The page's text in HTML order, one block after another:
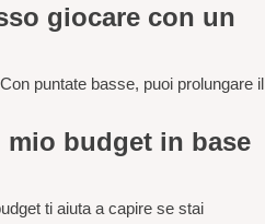
giocare con un
puntate basse, puoi prolungare il
budget in base
ti aiuta a capire se stai